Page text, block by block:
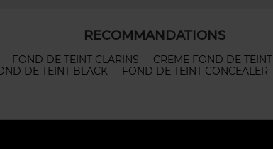
RECOMMANDATIONS
FOND DE TEINT CLARINS CREME FOND DE TEINT
DE TEINT BLACK FOND DE TEINT CONCEALER